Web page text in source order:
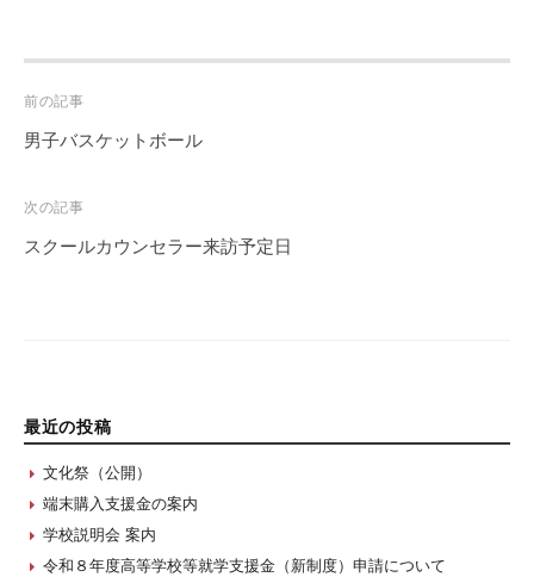
Post
navigation
前の記事
男子バスケットボール
次の記事
スクールカウンセラー来訪予定日
最近の投稿
文化祭（公開）
端末購入支援金の案内
学校説明会 案内
令和８年度高等学校等就学支援金（新制度）申請について